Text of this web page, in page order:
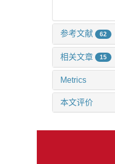
参考文献 62
相关文章 15
Metrics
本文评价